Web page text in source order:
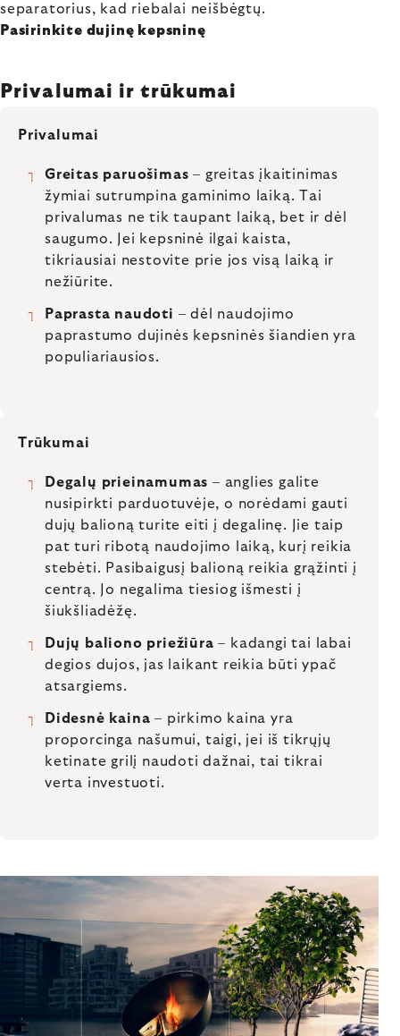
separatorius, kad riebalai neišbėgtų.
Pasirinkite dujinę kepsninę
Privalumai ir trūkumai
Privalumai
Greitas paruošimas – greitas įkaitinimas
žymiai sutrumpina gaminimo laiką. Tai
privalumas ne tik taupant laiką, bet ir dėl
saugumo. Jei kepsninė ilgai kaista,
tikriausiai nestovite prie jos visą laiką ir
nežiūrite.
Paprasta naudoti – dėl naudojimo
paprastumo dujinės kepsninės šiandien yra
populiariausios.
Trūkumai
Degalų prieinamumas – anglies galite
nusipirkti parduotuvėje, o norėdami gauti
dujų balioną turite eiti į degalinę. Jie taip
pat turi ribotą naudojimo laiką, kurį reikia
stebėti. Pasibaigusį balioną reikia grąžinti į
centrą. Jo negalima tiesiog išmesti į
šiukšliadėžę.
Dujų baliono priežiūra – kadangi tai labai
degios dujos, jas laikant reikia būti ypač
atsargiems.
Didesnė kaina – pirkimo kaina yra
proporcinga našumui, taigi, jei iš tikrųjų
ketinate grilį naudoti dažnai, tai tikrai
verta investuoti.